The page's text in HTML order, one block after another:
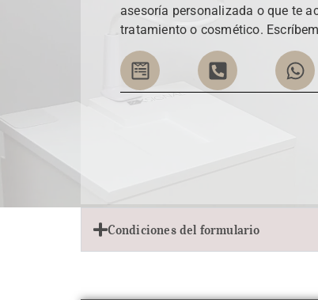
asesoría personalizada o que te
tratamiento o cosmético.
Condiciones del formulario